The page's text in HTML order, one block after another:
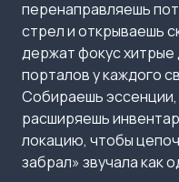
перенаправляешь
стрел и открываешь
держат фокус хитрые
порталов у каждого
Собираешь
расширяешь
локацию, чтобы
забрал» звучала как